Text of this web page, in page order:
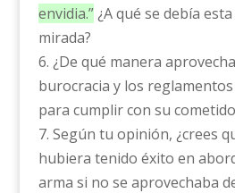
envidia.”¿A qué se debía esta
mirada?
6. ¿De qué manera
burocracia y los
para cumplir con su
7. Según tu opinión, ¿crees
hubiera tenido éxito en
arma si no se aprovechaba